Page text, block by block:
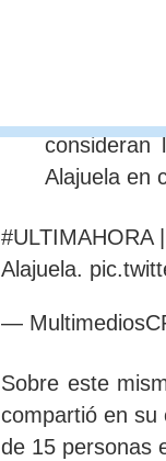
personas,
unidades
consideran
Alajuela en
#ULTIMAHORA|
Alajuela.
—
Sobre este
compartió en su
de 15 personas